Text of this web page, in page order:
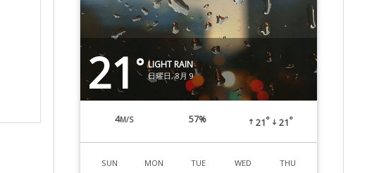
21 ° LIGHT RAIN
日曜日, 8月 9
4M/S 57% 21° 21°
SUN MON TUE WED THU